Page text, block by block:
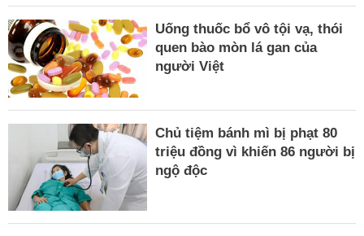
Uống thuốc bổ vô tội vạ, thói
quen bào mòn lá gan của
người Việt
Chủ tiệm bánh mì bị phạt 80
triệu đồng vì khiến 86 người bị
ngộ độc